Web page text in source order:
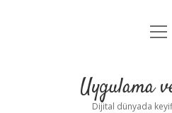
Yasal
Uygulama
Dijital dünyada